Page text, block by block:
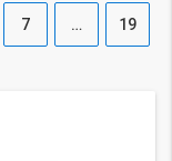
7 … 19